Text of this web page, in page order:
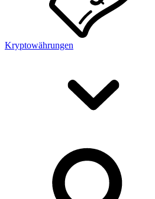
Kryptowährungen